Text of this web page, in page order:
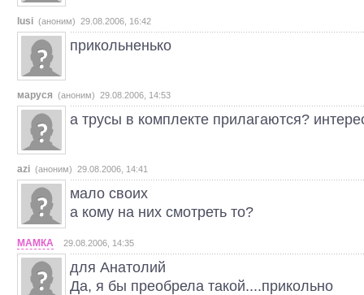
lusi (аноним) 29.08.2006, 16:42
прикольненько
маруся (аноним) 29.08.2006, 14:53
а трусы в комплекте прилагаются?
azi (аноним) 29.08.2006, 14:41
мало своих
а кому на них смотреть то?
МАМКА 29.08.2006, 14:35
для Анатолий
Да, я бы преобрела такой....прикольно